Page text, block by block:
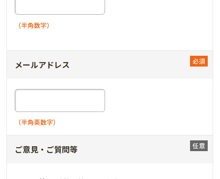
（半角数字）
メールアドレス
（半角英数字）
ご意見・ご質問等